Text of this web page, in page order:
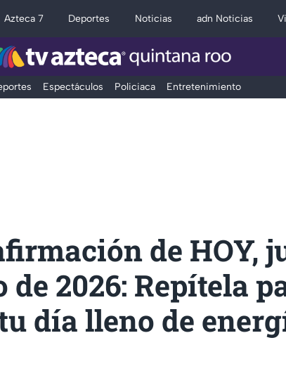
Azteca 7 Deportes Noticias adn Noticias
Espectáculos Policiaca Entretenimiento
de HOY,
de 2026: Repítela
día lleno de